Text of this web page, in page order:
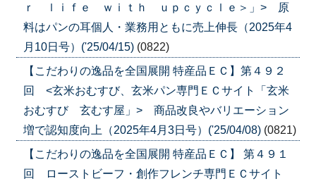
ｒ ｌｉｆｅ ｗｉｔｈ ｕｐｃｙｃｌｅ＞」> 原
料はパンの耳個人・業務用ともに売上伸長（2025年4
月10日号）('25/04/15) (0822)
【こだわりの逸品を全国展開 特産品ＥＣ】第４９２
回 <玄米おむすび、玄米パン専門ＥＣサイト「玄米
おむすび 玄むす屋」> 商品改良やバリエーション
増で認知度向上（2025年4月3日号）('25/04/08) (0821)
【こだわりの逸品を全国展開 特産品ＥＣ】 第４９１
回 ローストビーフ・創作フレンチ専門ＥＣサイト